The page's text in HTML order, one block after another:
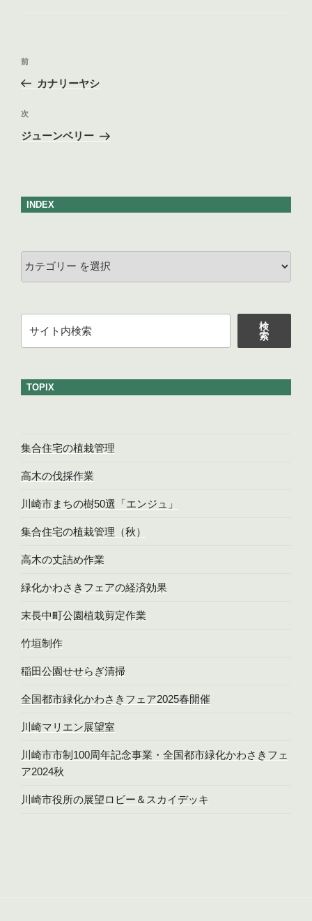
投
ナ
ビ
ゲ
ン
前
の
稿
前
カナリーヤシ
次
の
次
ジューンベリー
INDEX
テ
検
索
TOPIX
集合住宅の植栽管理
高木の伐採作業
川崎市まちの樹50選「エンジュ」
集合住宅の植栽管理（秋）
高木の丈詰め作業
緑化かわさきフェアの経済効果
末長中町公園植栽剪定作業
竹垣制作
稲田公園せせらぎ清掃
全国都市緑化かわさきフェア2025春開催
川崎マリエン展望室
川崎市市制100周年記念事業・全国都市緑化かわさきフェ
ア2024秋
川崎市役所の展望ロビー＆スカイデッキ